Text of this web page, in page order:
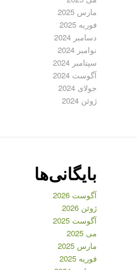
مارس 2025
فوریه 2025
دسامبر 2024
نوامبر 2024
سپتامبر 2024
آگوست 2024
جولای 2024
ژوئن 2024
بایگانی‌ها
آگوست 2026
ژوئن 2026
آگوست 2025
می 2025
مارس 2025
فوریه 2025